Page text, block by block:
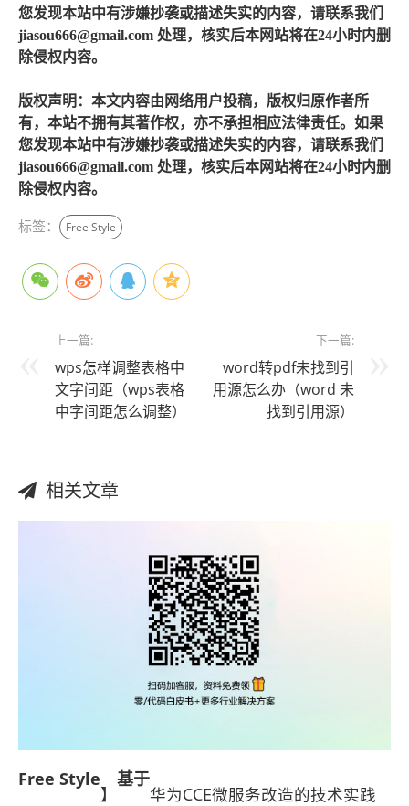
您发现本站中有涉嫌抄袭或描述失实的内容，请联系我们
jiasou666@gmail.com 处理，核实后本网站将在24小时内删
除侵权内容。
版权声明：本文内容由网络用户投稿，版权归原作者所
有，本站不拥有其著作权，亦不承担相应法律责任。如果
您发现本站中有涉嫌抄袭或描述失实的内容，请联系我们
jiasou666@gmail.com 处理，核实后本网站将在24小时内删
除侵权内容。
标签： Free Style
上一篇:
wps怎样调整表格中
文字间距（wps表格
中字间距怎么调整）
下一篇:
word转pdf未找到引
用源怎么办（word 未
找到引用源）
相关文章
Free Style
】
基于
华为CCE微服务改造的技术实践